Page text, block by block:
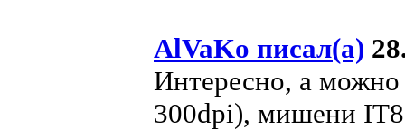
AlVaKo писал(а)
Интересно, а можно
300dpi), мишени